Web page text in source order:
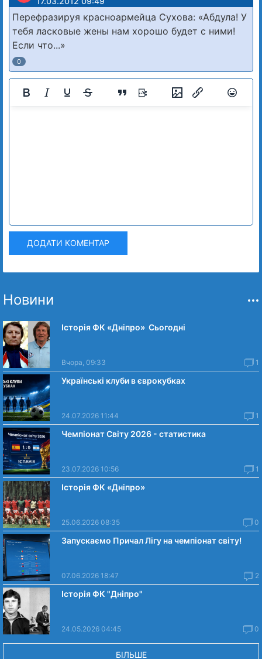
Перефразируя красноармейца Сухова: «Абдула! У
тебя ласковые жены нам хорошо будет с ними!
Если что...»
0
ДОДАТИ КОМЕНТАР
Новини
Історія ФК «Дніпро» Сьогодні
Вчора, 09:33 1
Українські клуби в єврокубках
24.07.2026 11:44 1
Чемпіонат Світу 2026 - статистика
23.07.2026 10:56 1
Історія ФК «Дніпро»
25.06.2026 08:35 0
Запускаємо Причал Лігу на чемпіонат світу!
07.06.2026 18:47 2
Історія ФК "Дніпро"
24.05.2026 04:45 0
БІЛЬШЕ